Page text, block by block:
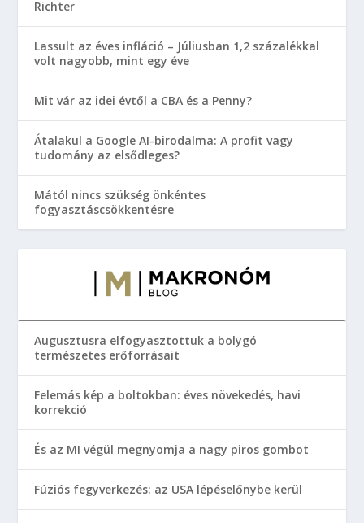
Richter
Lassult az éves infláció – Júliusban 1,2 százalékkal
volt nagyobb, mint egy éve
Mit vár az idei évtől a CBA és a Penny?
Átalakul a Google AI-birodalma: A profit vagy
tudomány az elsődleges?
Mától nincs szükség önkéntes
fogyasztáscsökkentésre
Augusztusra elfogyasztottuk a bolygó
természetes erőforrásait
Felemás kép a boltokban: éves növekedés, havi
korrekció
És az MI végül megnyomja a nagy piros gombot
Fúziós fegyverkezés: az USA lépéselőnybe kerül